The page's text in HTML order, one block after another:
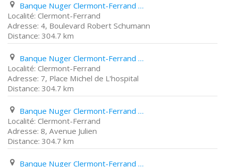
Banque Nuger Clermont-Ferrand 4, Boulevard Robert Schumann
Clermont-Ferrand
4, Boulevard Robert Schumann
304.7 km
Banque Nuger Clermont-Ferrand 7, Place Michel de L'hospital
Clermont-Ferrand
7, Place Michel de L'hospital
304.7 km
Banque Nuger Clermont-Ferrand 8, Avenue Julien
Clermont-Ferrand
8, Avenue Julien
304.7 km
Banque Nuger Clermont-Ferrand 119, Avenue de La République